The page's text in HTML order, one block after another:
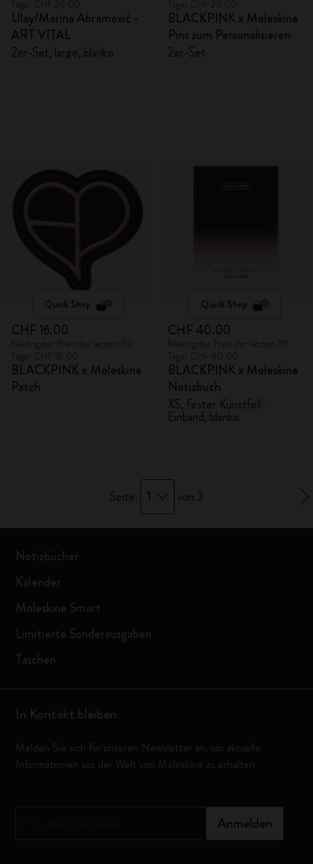
Ulay/Marina Abramović -
ART VITAL
2er-Set, large, blanko
BLACKPINK x Moleskine
Pins zum Personalisieren
2er-Set
Quick Shop
CHF 16.00
BLACKPINK x Moleskine
Patch
Quick Shop
CHF 40.00
BLACKPINK x Moleskine
Notizbuch
XS, fester Kunstfell-
Einband, blanko
Seite: 1 von 3
Notizbücher
Kalender
Moleskine Smart
Limitierte Sonderausgaben
Taschen
In Kontakt bleiben
Melden Sie sich für unseren Newsletter an, um aktuelle
Informationen aus der Welt von Moleskine zu erhalten
Anmelden